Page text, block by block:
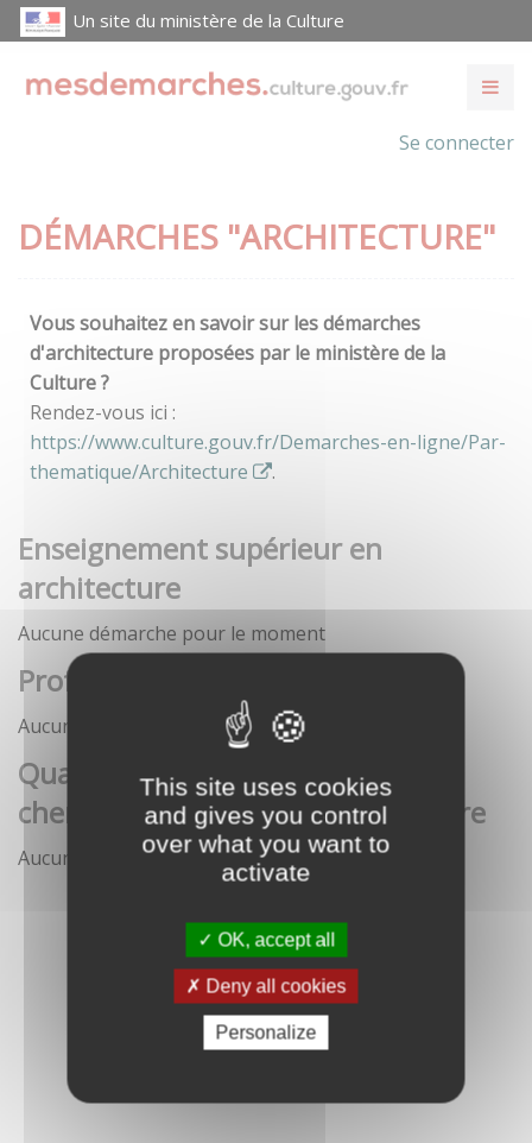
This site uses cookies
and gives you control
over what you want to
activate
OK, accept all
Deny all cookies
Personalize
Un site du ministère de la Culture
Se connecter
DÉMARCHES "ARCHITECTURE"
Vous souhaitez en savoir sur les démarches
d'architecture proposées par le ministère de la
Culture ?
Rendez-vous ici :
https://www.culture.gouv.fr/Demarches-en-ligne/Par-
thematique/Architecture
.
Enseignement supérieur en
architecture
Aucune démarche pour le moment
Profession architecte
Aucune démarche pour le moment
Qualification des enseignants-
chercheurs en écoles d'architecture
Aucune démarche pour le moment